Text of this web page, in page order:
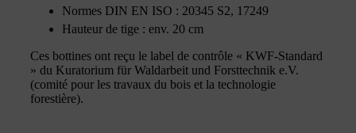
Normes DIN EN ISO : 20345 S2, 17249
Hauteur de tige : env. 20 cm
Ces bottines ont reçu le label de contrôle « KWF-Standard
» du Kuratorium für Waldarbeit und Forsttechnik e.V.
(comité pour les travaux du bois et la technologie
forestière).